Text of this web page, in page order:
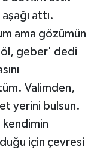
attı.
ama gözümün
öl, geber' dedi
Valimden,
yerini bulsun.
kendimin
için çevresi